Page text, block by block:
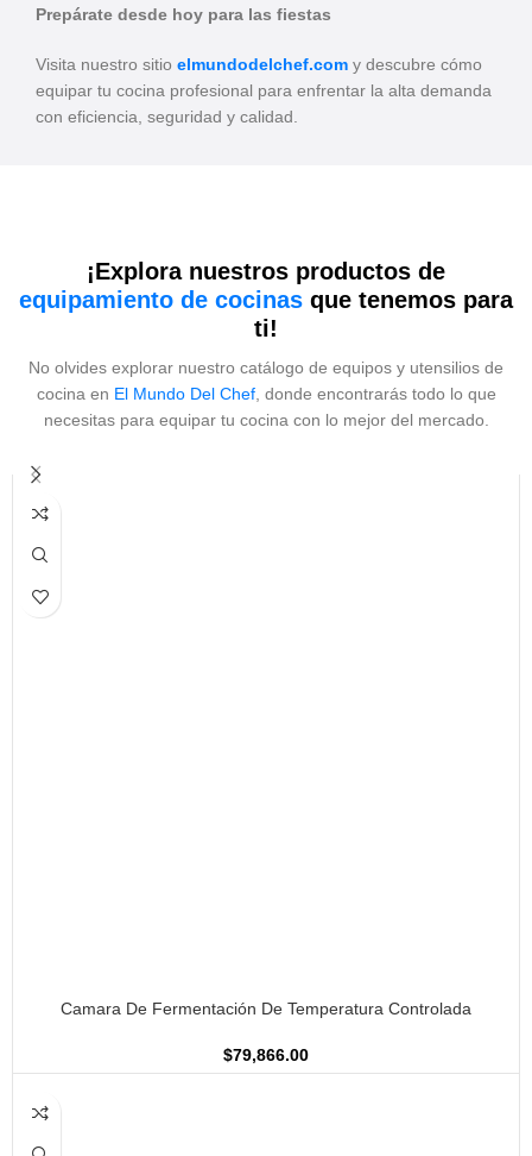
Prepárate desde hoy para las fiestas
Visita nuestro sitio elmundodelchef.com y descubre cómo
equipar tu cocina profesional para enfrentar la alta demanda
con eficiencia, seguridad y calidad.
¡Explora nuestros productos de
equipamiento de cocinas que tenemos para
ti!
No olvides explorar nuestro catálogo de equipos y utensilios de
cocina en El Mundo Del Chef, donde encontrarás todo lo que
necesitas para equipar tu cocina con lo mejor del mercado.
Camara De Fermentación De Temperatura Controlada
$79,866.00